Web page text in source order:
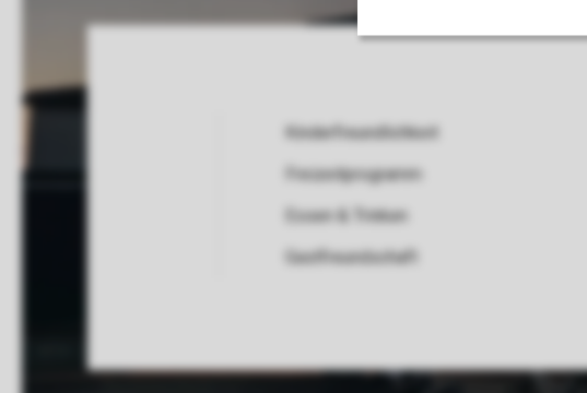
Kinderfreundlichkeit
Freizeitprogramm
Essen & Trinken
Gastfreundschaft